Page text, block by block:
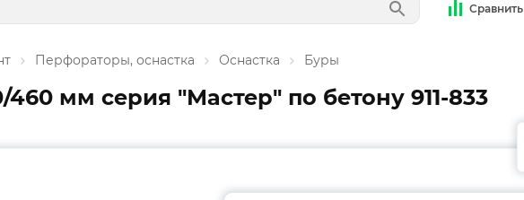
Сравнить
Перфораторы, оснастка Оснастка Буры
мм серия "Мастер" по бетону 911-833